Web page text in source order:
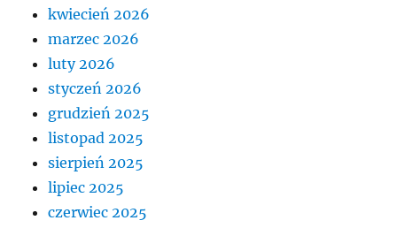
kwiecień 2026
marzec 2026
luty 2026
styczeń 2026
grudzień 2025
listopad 2025
sierpień 2025
lipiec 2025
czerwiec 2025